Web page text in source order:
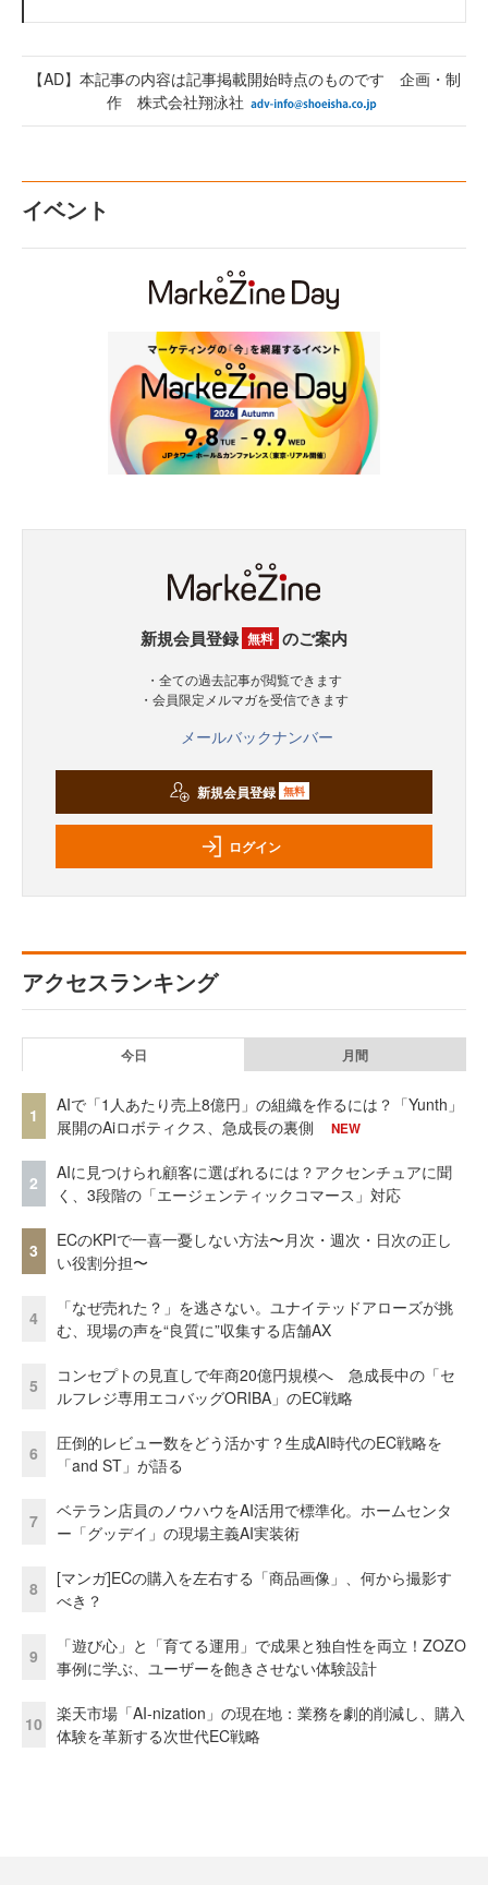
【AD】本記事の内容は記事掲載開始時点のものです 企画・制
作 株式会社翔泳社
イベント
新規会員登録 無料 のご案内
・全ての過去記事が閲覧できます
・会員限定メルマガを受信できます
メールバックナンバー
新規会員登録 無料
ログイン
アクセスランキング
今日 月間
1
AIで「1人あたり売上8億円」の組織を作るには？「Yunth」
展開のAiロボティクス、急成長の裏側
NEW
2
AIに見つけられ顧客に選ばれるには？アクセンチュアに聞
く、3段階の「エージェンティックコマース」対応
3
ECのKPIで一喜一憂しない方法〜月次・週次・日次の正し
い役割分担〜
4
「なぜ売れた？」を逃さない。ユナイテッドアローズが挑
む、現場の声を“良質に”収集する店舗AX
5
コンセプトの見直しで年商20億円規模へ 急成長中の「セ
ルフレジ専用エコバッグORIBA」のEC戦略
6
圧倒的レビュー数をどう活かす？生成AI時代のEC戦略を
「and ST」が語る
7
ベテラン店員のノウハウをAI活用で標準化。ホームセンタ
ー「グッデイ」の現場主義AI実装術
8
[マンガ]ECの購入を左右する「商品画像」、何から撮影す
べき？
9
「遊び心」と「育てる運用」で成果と独自性を両立！ZOZO
事例に学ぶ、ユーザーを飽きさせない体験設計
10
楽天市場「AI-nization」の現在地：業務を劇的削減し、購入
体験を革新する次世代EC戦略